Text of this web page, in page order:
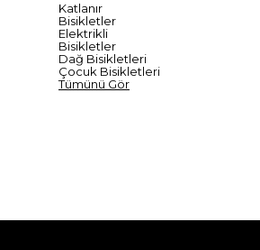
Katlanır
Bisikletler
Elektrikli
Bisikletler
Dağ Bisikletleri
Çocuk Bisikletleri
Tümünü Gör